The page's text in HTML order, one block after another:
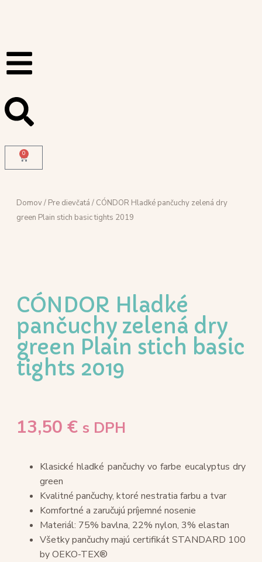
0
Domov/ Pre dievčatá / CÓNDOR Hladké pančuchy zelená dry
green Plain stich basic tights 2019
CÓNDOR Hladké
pančuchy zelená dry
green Plain stich basic
tights 2019
13,50 € s DPH
Klasické hladké pančuchy vo farbe eucalyptus dry
green
Kvalitné pančuchy, ktoré nestratia farbu a tvar
Komfortné a zaručujú príjemné nosenie
Materiál: 75% bavlna, 22% nylon, 3% elastan
Všetky pančuchy majú certifikát STANDARD 100
by OEKO-TEX®